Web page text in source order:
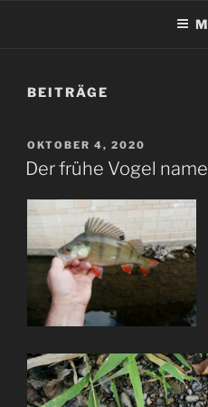
BEITRÄGE
VERÖFFENTLICHT
AM
OKTOBER 4, 2020
Der frühe Vogel